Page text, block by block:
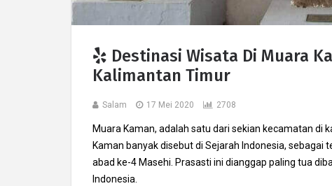
Destinasi Wisata Di Muara
Kalimantan Timur
Salam 17 Mei 2020 2708
Muara Kaman, adalah satu dari sekian kecamatan di
Kaman banyak disebut di Sejarah Indonesia,
abad ke-4 Masehi. Prasasti ini dianggap paling tua
Indonesia.